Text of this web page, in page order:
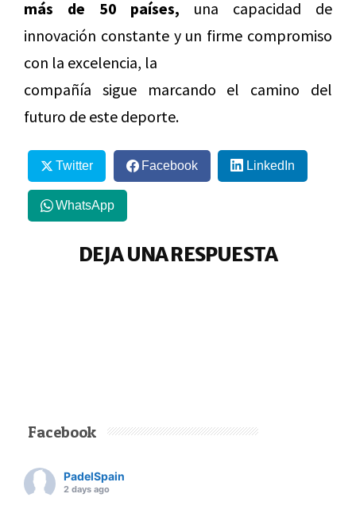
más de 50 países, una capacidad de
innovación constante y un firme compromiso
con la excelencia, la
compañía sigue marcando el camino del
futuro de este deporte.
Twitter Facebook LinkedIn
WhatsApp
DEJA UNA RESPUESTA
Facebook
PadelSpain
2 days ago